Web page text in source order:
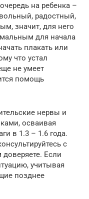
на ребенка –
радостный,
значит, для него
для начала
плакать или
что устал
не умеет
помощь
нервы и
осваивая
в 1.3 – 1.6 года.
с
Если
учитывая
позднее